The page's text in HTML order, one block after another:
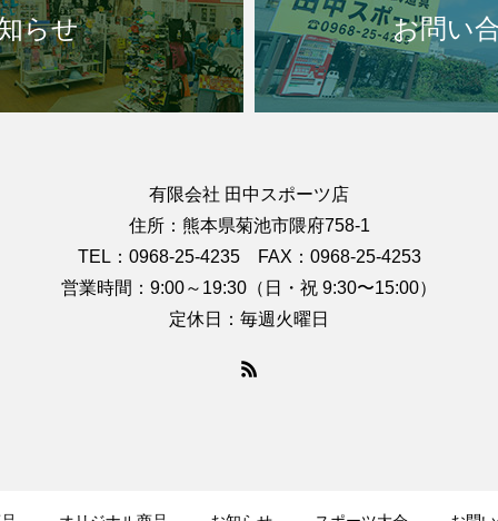
らせ お問い
有限会社 田中スポーツ店
住所：熊本県菊池市隈府758-1
TEL：0968-25-4235 FAX：0968-25-4253
営業時間：9:00～19:30（日・祝 9:30〜15:00）
定休日：毎週火曜日